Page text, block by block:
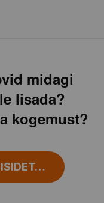
midagi
lisada?
kogemust?